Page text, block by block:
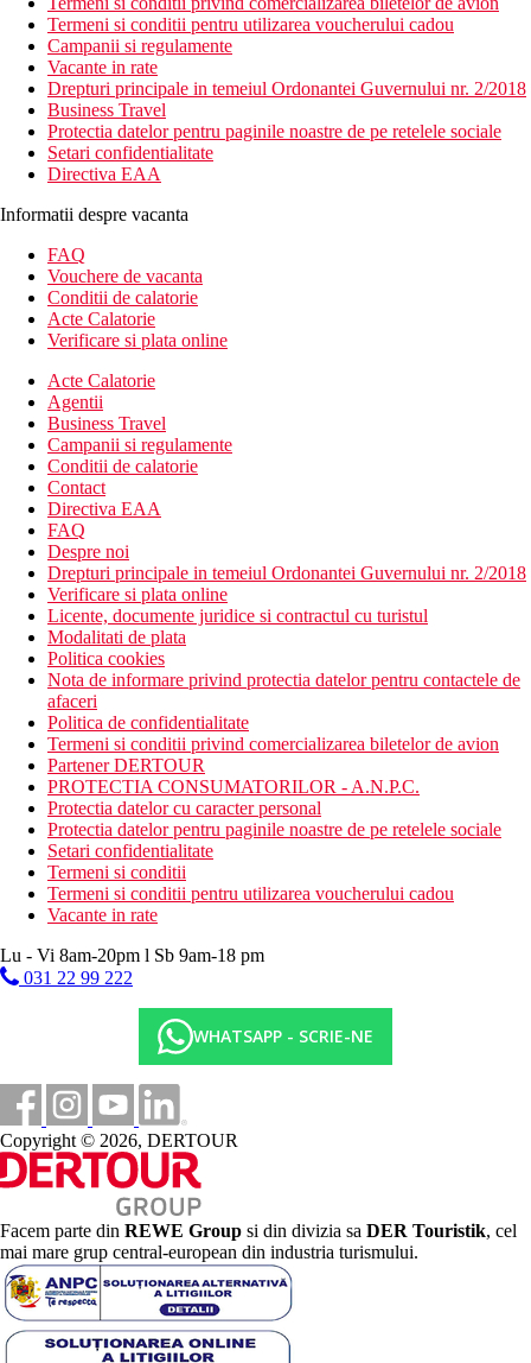
Termeni si conditii pentru utilizarea voucherului cadou
Campanii si regulamente
Vacante in rate
Drepturi principale in temeiul Ordonantei Guvernului nr. 2/2018
Business Travel
Protectia datelor pentru paginile noastre de pe retelele sociale
Setari confidentialitate
Directiva EAA
Informatii despre vacanta
FAQ
Vouchere de vacanta
Conditii de calatorie
Acte Calatorie
Verificare si plata online
Acte Calatorie
Agentii
Business Travel
Campanii si regulamente
Conditii de calatorie
Contact
Directiva EAA
FAQ
Despre noi
Drepturi principale in temeiul Ordonantei Guvernului nr. 2/2018
Verificare si plata online
Licente, documente juridice si contractul cu turistul
Modalitati de plata
Politica cookies
Nota de informare privind protectia datelor pentru contactele de
afaceri
Politica de confidentialitate
Termeni si conditii privind comercializarea biletelor de avion
Partener DERTOUR
PROTECTIA CONSUMATORILOR - A.N.P.C.
Protectia datelor cu caracter personal
Protectia datelor pentru paginile noastre de pe retelele sociale
Setari confidentialitate
Termeni si conditii
Termeni si conditii pentru utilizarea voucherului cadou
Vacante in rate
Lu - Vi 8am-20pm l Sb 9am-18 pm
031 22 99 222
WHATSAPP - SCRIE-NE
Copyright © 2026, DERTOUR
Facem parte din REWE Group si din divizia sa DER Touristik, cel
mai mare grup central-european din industria turismului.